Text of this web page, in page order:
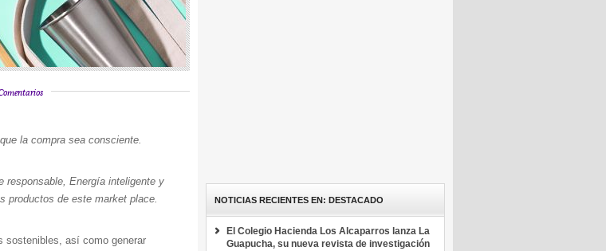
la compra sea consciente.
responsable, Energía inteligente y
productos de este market place.
sostenibles, así como generar
NOTICIAS RECIENTES EN: DESTACADO
El Colegio Hacienda Los Alcaparros lanza La
Guapucha, su nueva revista de investigación